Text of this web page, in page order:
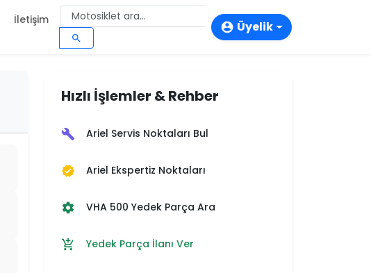
İletişim
search
account_circle Üyelik
Hızlı İşlemler & Rehber
build Ariel Servis Noktaları Bul
verified Ariel Ekspertiz Noktaları
settings VHA 500 Yedek Parça Ara
add_shopping_cart Yedek Parça İlanı Ver